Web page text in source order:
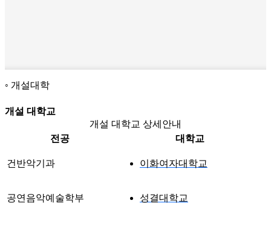
개설대학
개설 대학교
개설 대학교 상세안내
전공
대학교
건반악기과 이화여자대학교
공연음악예술학부 성결대학교